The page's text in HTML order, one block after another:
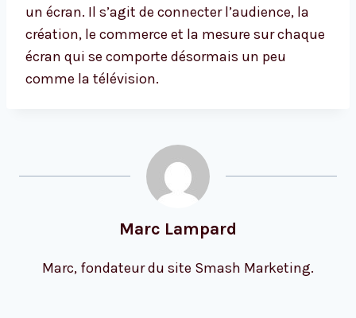
un écran. Il s’agit de connecter l’audience, la
création, le commerce et la mesure sur chaque
écran qui se comporte désormais un peu
comme la télévision.
Marc Lampard
Marc, fondateur du site Smash Marketing.